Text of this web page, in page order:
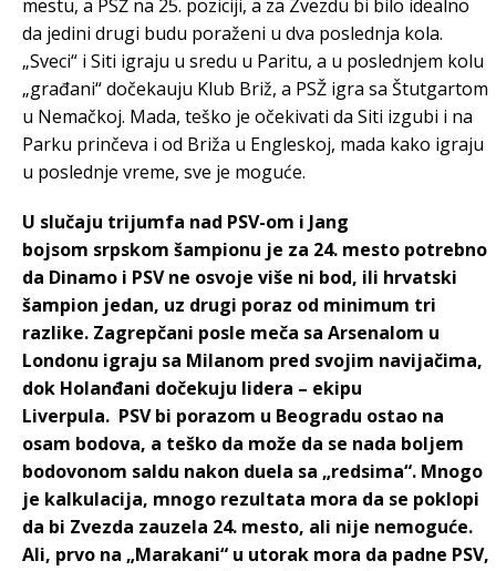
mestu, a PSŽ na 25. poziciji, a za Zvezdu bi bilo idealno
da jedini drugi budu poraženi u dva poslednja kola.
„Sveci“ i Siti igraju u sredu u Paritu, a u poslednjem kolu
„građani“ dočekauju Klub Briž, a PSŽ igra sa Štutgartom
u Nemačkoj. Mada, teško je očekivati da Siti izgubi i na
Parku prinčeva i od Briža u Engleskoj, mada kako igraju
u poslednje vreme, sve je moguće.
U slučaju trijumfa nad PSV-om i Jang
bojsom srpskom šampionu je za 24. mesto potrebno
da Dinamo i PSV ne osvoje više ni bod, ili hrvatski
šampion jedan, uz drugi poraz od minimum tri
razlike. Zagrepčani posle meča sa Arsenalom u
Londonu igraju sa Milanom pred svojim navijačima,
dok Holanđani dočekuju lidera – ekipu
Liverpula. PSV bi porazom u Beogradu ostao na
osam bodova, a teško da može da se nada boljem
bodovonom saldu nakon duela sa „redsima“. Mnogo
je kalkulacija, mnogo rezultata mora da se poklopi
da bi Zvezda zauzela 24. mesto, ali nije nemoguće.
Ali, prvo na „Marakani“ u utorak mora da padne PSV,